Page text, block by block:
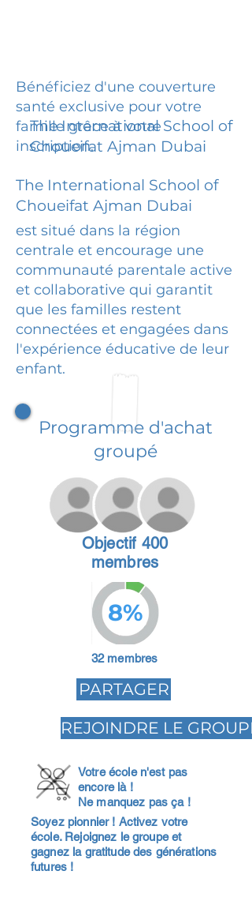
Bénéficiez d'une couverture
santé exclusive pour votre
famille grâce à votre
inscription.
The International School of
Choueifat Ajman Dubai
The International School of
Choueifat Ajman Dubai
est situé dans la région
centrale et encourage une
communauté parentale active
et collaborative qui garantit
que les familles restent
connectées et engagées dans
l'expérience éducative de leur
enfant.
Programme d'achat
groupé
Objectif 400
membres
8%
32 membres
PARTAGER
REJOINDRE LE GROUPE
Votre école n'est pas
encore là !
Ne manquez pas ça !
Soyez pionnier ! Activez votre
école. Rejoignez le groupe et
gagnez la gratitude des générations
futures !